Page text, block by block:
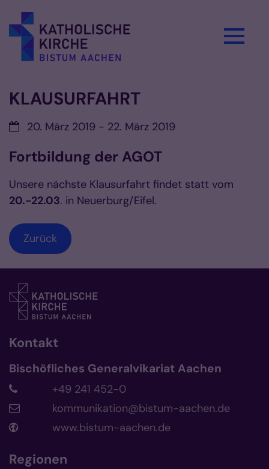
KLAUSURFAHRT
Datum:20. März 2019 - 22. März 2019
Fortbildung der AGOT
Unsere nächste Klausurfahrt findet statt vom
20.-22.03. in Neuerburg/Eifel.
Zurück
Kontakt
Bischöfliches Generalvikariat Aachen
+49 241 452-0
kommunikation@bistum-aachen.de
www.bistum-aachen.de
Regionen